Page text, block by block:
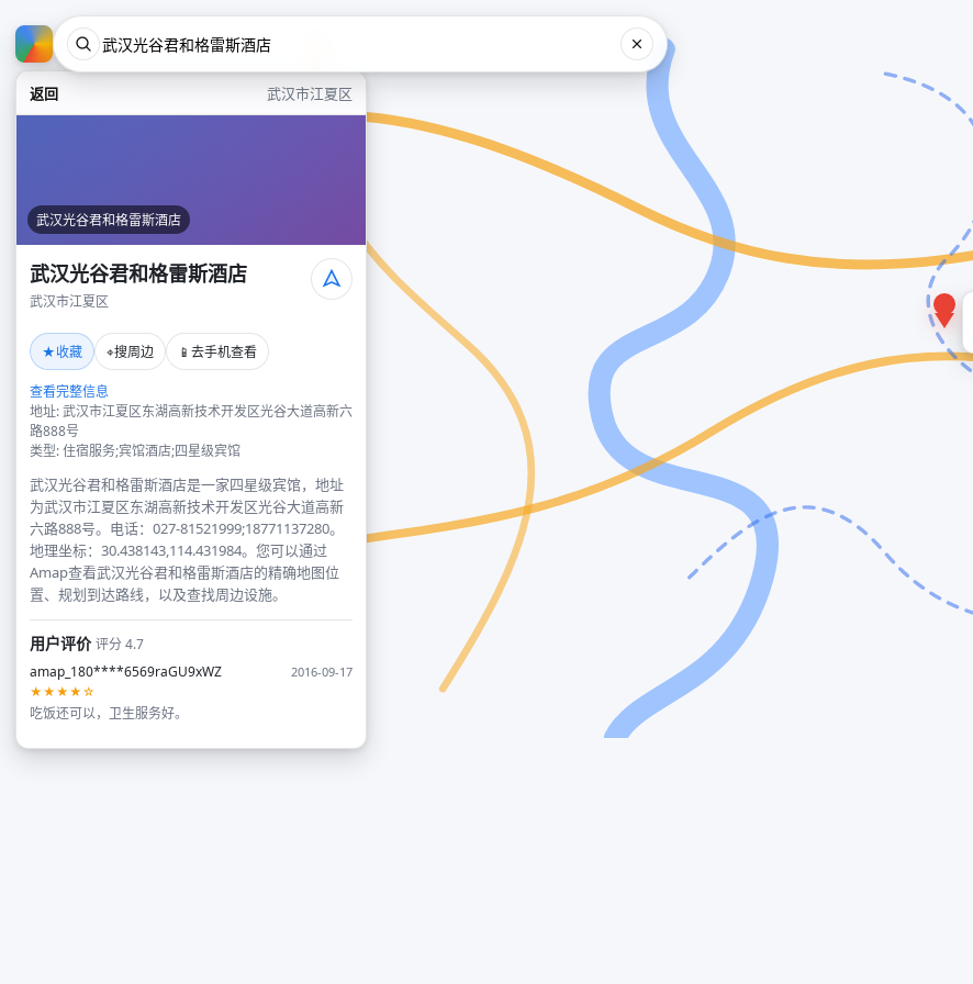
返回 武汉市江夏区
武汉光谷君和格雷斯酒店
武汉光谷君和格雷斯酒店
武汉市江夏区
★收藏 ⌖搜周边 📱 去手机查看
查看完整信息
地址: 武汉市江夏区东湖高新技术开发区光谷大道高新六
路888号
类型: 住宿服务;宾馆酒店;四星级宾馆
武汉光谷君和格雷斯酒店是一家四星级宾馆，地址
为武汉市江夏区东湖高新技术开发区光谷大道高新
六路888号。电话：027-81521999;18771137280。
地理坐标：30.438143,114.431984。您可以通过
Amap查看武汉光谷君和格雷斯酒店的精确地图位
置、规划到达路线，以及查找周边设施。
用户评价评分 4.7
amap_180****6569raGU9xWZ
2016-09-17
★★★★☆
吃饭还可以，卫生服务好。